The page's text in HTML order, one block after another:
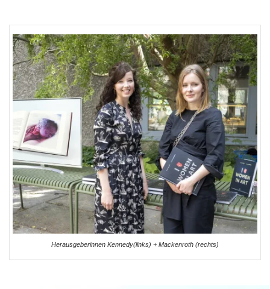
Herausgeberinnen Kennedy(links) + Mackenroth (rechts)